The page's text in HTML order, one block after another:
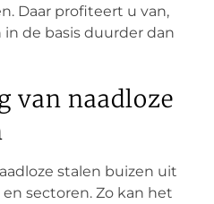
Daar profiteert u van,
de basis duurder dan
van naadloze
stalen buizen uit
sectoren. Zo kan het